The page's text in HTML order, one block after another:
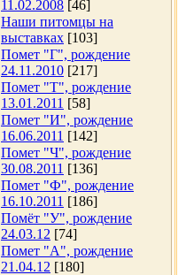
11.02.2008 [46]
Наши питомцы на
выставках [103]
Помет "Г", рождение
24.11.2010 [217]
Помет "Т", рождение
13.01.2011 [58]
Помет "И", рождение
16.06.2011 [142]
Помет "Ч", рождение
30.08.2011 [136]
Помет "Ф", рождение
16.10.2011 [186]
Помёт "У", рождение
24.03.12 [74]
Помет "А", рождение
21.04.12 [180]